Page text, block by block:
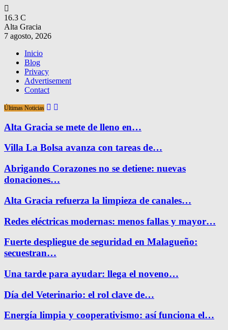
16.3 C
Alta Gracia
7 agosto, 2026
Inicio
Blog
Privacy
Advertisement
Contact
Últimas Noticias
Alta Gracia se mete de lleno en…
Villa La Bolsa avanza con tareas de…
Abrigando Corazones no se detiene: nuevas
donaciones…
Alta Gracia refuerza la limpieza de canales…
Redes eléctricas modernas: menos fallas y mayor…
Fuerte despliegue de seguridad en Malagueño:
secuestran…
Una tarde para ayudar: llega el noveno…
Día del Veterinario: el rol clave de…
Energía limpia y cooperativismo: así funciona el…